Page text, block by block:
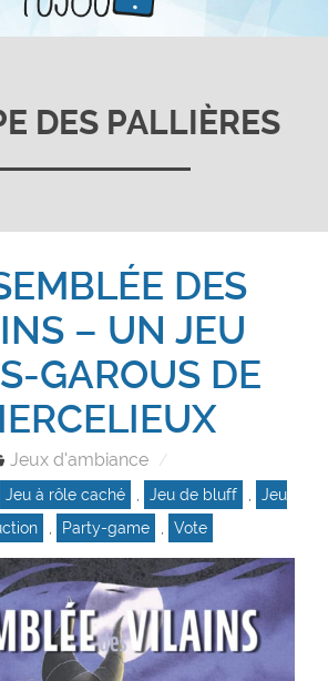
:
DES PALLIÈRES
DES
– UN JEU
GAROUS DE
Jeux d'ambiance
Jeu à rôle caché , Jeu de bluff ,
Jeu
, Party-game , Vote